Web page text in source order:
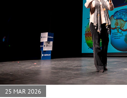
25 MAR 2026